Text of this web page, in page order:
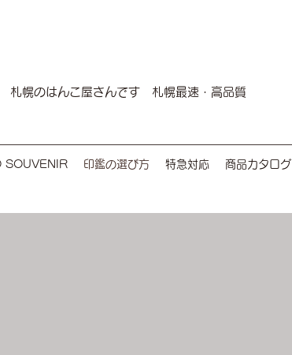
幌のはんこ屋さんです 札幌最速・高品質
SOUVENIR 印鑑の選び方 特急対応 商品カタログ